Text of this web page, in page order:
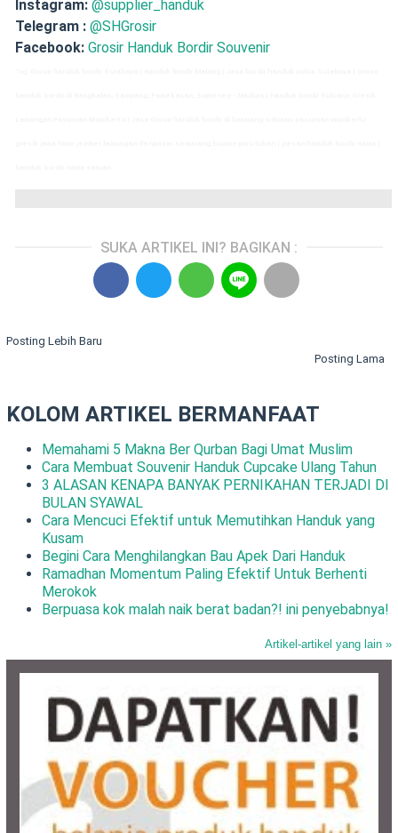
Instagram: @supplier_handuk
Telegram : @SHGrosir
Facebook: Grosir Handuk Bordir Souvenir
SUKA ARTIKEL INI? BAGIKAN :
Posting Lebih Baru
Posting Lama
KOLOM ARTIKEL BERMANFAAT
Memahami 5 Makna Ber Qurban Bagi Umat Muslim
Cara Membuat Souvenir Handuk Cupcake Ulang Tahun
3 ALASAN KENAPA BANYAK PERNIKAHAN TERJADI DI
BULAN SYAWAL
Cara Mencuci Efektif untuk Memutihkan Handuk yang
Kusam
Begini Cara Menghilangkan Bau Apek Dari Handuk
Ramadhan Momentum Paling Efektif Untuk Berhenti
Merokok
Berpuasa kok malah naik berat badan?! ini penyebabnya!
Artikel-artikel yang lain »